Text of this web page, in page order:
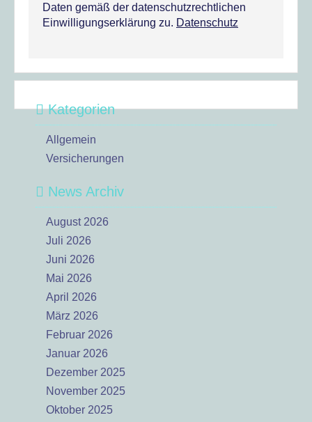
Daten gemäß der datenschutzrechtlichen
Einwilligungserklärung zu. Datenschutz
Kategorien
Allgemein
Versicherungen
News Archiv
August 2026
Juli 2026
Juni 2026
Mai 2026
April 2026
März 2026
Februar 2026
Januar 2026
Dezember 2025
November 2025
Oktober 2025